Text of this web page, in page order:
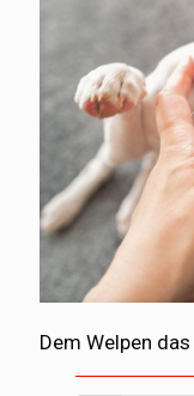
Dem Welpen